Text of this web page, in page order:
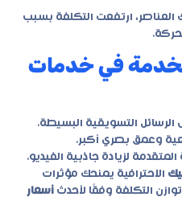
العناصر، ارتفعت التكلفة بسبب
في خدمات
التسويقية البسيطة.
وعمق بصري أكبر.
لزيادة جاذبية الفيديو.
الاحترافية يمنحك مؤثرات
التكلفة وفقًا لأحدث أسعار